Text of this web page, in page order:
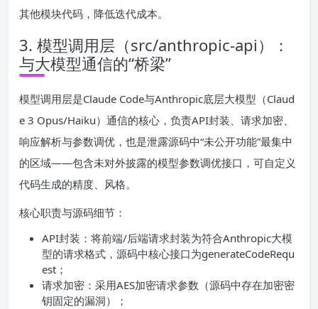
其他模块代码，降低迭代成本。
3. 模型调用层（src/anthropic-api）：
与大模型通信的“桥梁”
模型调用层是Claude Code与Anthropic底层大模型（Claud
e 3 Opus/Haiku）通信的核心，负责API封装、请求加密、
响应解析与参数调优，也是泄露源码中“未公开功能”最集中
的区域——包含未对外披露的模型参数调优接口，可自定义
代码生成的精度、风格。
核心职责与源码细节：
API封装：将前端/后端请求封装为符合Anthropic大模
型的请求格式，源码中核心接口为generateCodeRequ
est；
请求加密：采用AES加密请求参数（源码中存在加密密
钥固定的漏洞）；